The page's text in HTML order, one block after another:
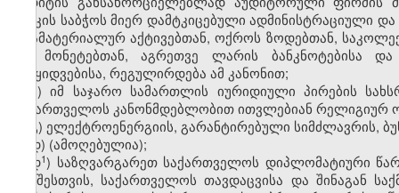
ბანკის საბჭოს მიერ დამტკიცებული ადმინისტრაციული
არამატერიალურ აქტივებთან, ოქროს ზოდებთან,
და მონეტებთან, აგრეთვე ლარის ბანკნოტებისა
შესყიდვებისა, რეგულირდება ამ კანონით;
ბ) იმ საჯარო სამართლის იურიდიული პირების
საქართველოს კანონმდებლობით ითვლებიან რელიგიურ
გ) ელექტროენერგიის, გარანტირებული სიმძლავრის,
დ) (ამოღებულია);
დ​1) საზღვარგარეთ საქართველოს დიპლომატიური
ატაშესთვის, საქართველოს თავდაცვისა და შინაგან